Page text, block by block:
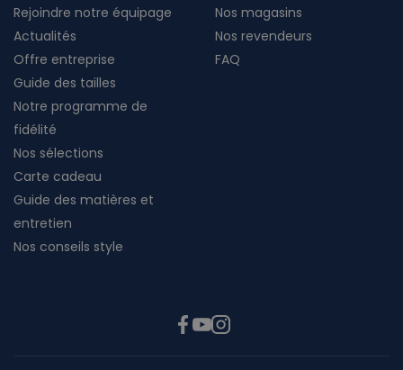
Rejoindre notre équipage
Actualités
Offre entreprise
Nos magasins
Nos revendeurs
FAQ
Guide des tailles
Notre programme de
fidélité
Nos sélections
Carte cadeau
Guide des matières et
entretien
Nos conseils style